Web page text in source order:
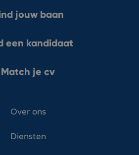
jouw baan
een kandidaat
Match je cv
Over ons
Diensten